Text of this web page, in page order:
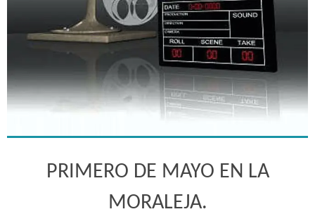
PRIMERO DE MAYO EN LA
MORALEJA.